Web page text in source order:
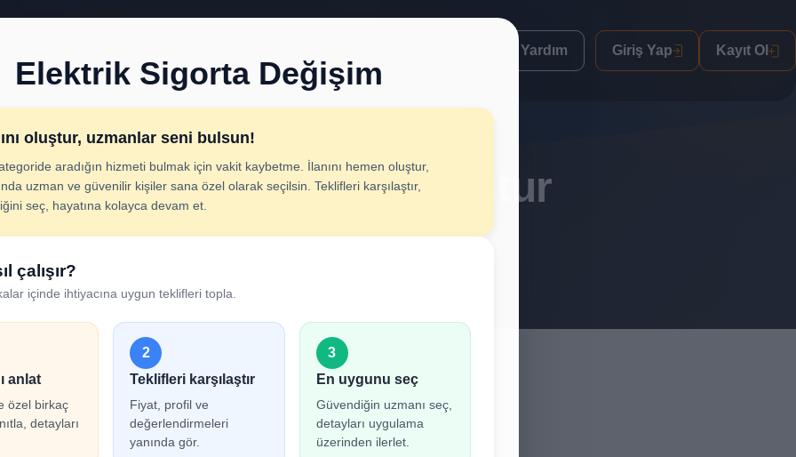
Yardım Giriş Yap Kayıt Ol
Elektrik Sigorta Değişim
oluştur, uzmanlar seni bulsun!
aradığın hizmeti bulmak için vakit kaybetme. İlanını hemen oluştur,
uzman ve güvenilir kişiler sana özel olarak seçilsin. Teklifleri karşılaştır,
seç, hayatına kolayca devam et.
çalışır?
içinde ihtiyacına uygun teklifleri topla.
anlat
özel birkaç
detayları
2
Teklifleri karşılaştır
Fiyat, profil ve
değerlendirmeleri
yanında gör.
3
En uygunu seç
Güvendiğin uzmanı seç,
detayları uygulama
üzerinden ilerlet.
Değişim İlan Oluştur
adım adım belirt; uygun hizmet verenlerden hızlıca teklif al.
için giriş yapmanız gerekmektedir.
yoksa birkaç adımda kolayca kayıt olabilirsiniz.